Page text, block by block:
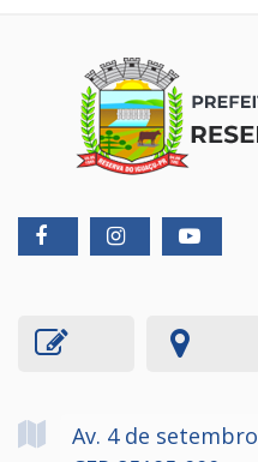
Av. 4 de setembro